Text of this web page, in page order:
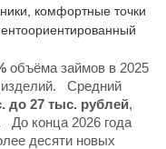
комфортные точки
объёма займов в 2025
изделий. Средний
до 27 тыс. рублей,
До конца 2026 года
десяти новых